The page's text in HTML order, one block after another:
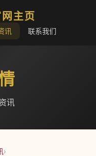
主页
讯 联系我们
讯
›